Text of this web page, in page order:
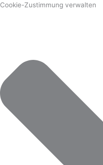
Cookie-Zustimmung verwalten